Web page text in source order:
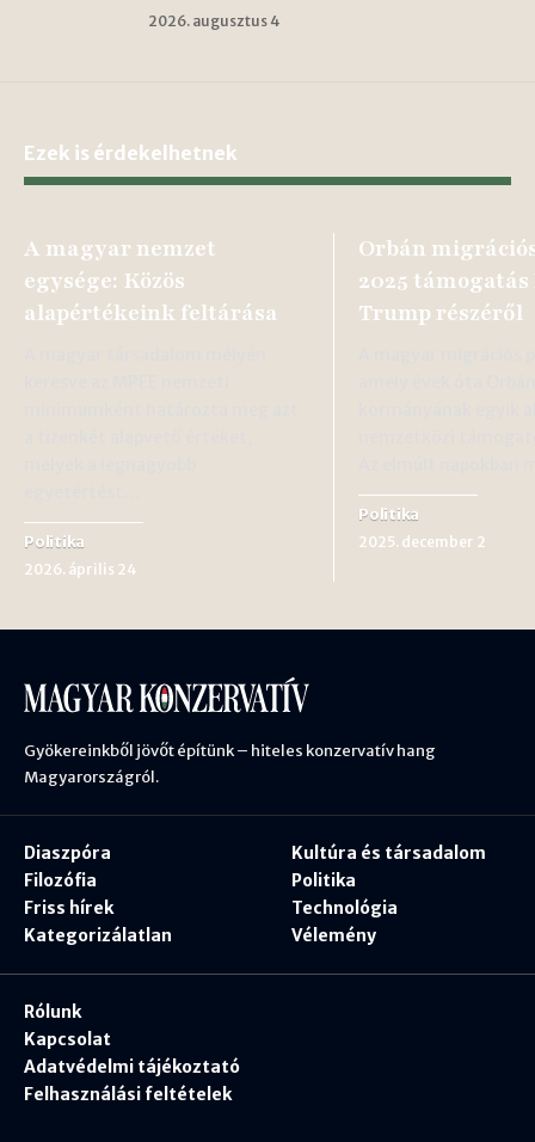
2026. augusztus 4
Ezek is érdekelhetnek
A magyar nemzet
egysége: Közös
alapértékeink feltárása
Politika
2026. április 24
Orbán
2025
Trump részéről
Politika
2025. december 2
Gyökereinkből jövőt építünk – hiteles konzervatív hang
Magyarországról.
Diaszpóra
Filozófia
Friss hírek
Kategorizálatlan
Kultúra és társadalom
Politika
Technológia
Vélemény
Rólunk
Kapcsolat
Adatvédelmi tájékoztató
Felhasználási feltételek